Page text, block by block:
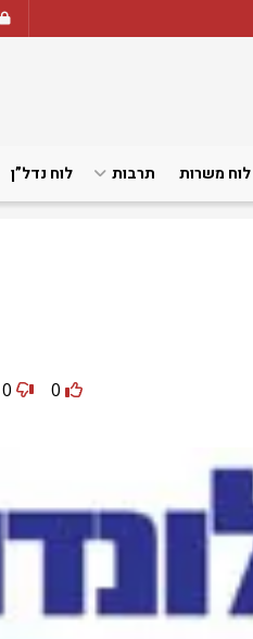
לוח משרות תרבות לוח נדל”ן
0
0